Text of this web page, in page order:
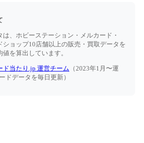
、ホビーステーション・メルカード・
ショップ10店舗以上の販売・買取データを
を算出しています。
ド当たり.jp 運営チーム （2023年1月〜運
ドデータを毎日更新）